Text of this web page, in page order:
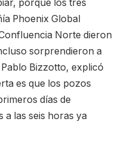
porque los tres
Phoenix Global
Norte dieron
sorprendieron a
Pablo Bizzotto, explicó
es que los pozos
días de
a las seis horas ya